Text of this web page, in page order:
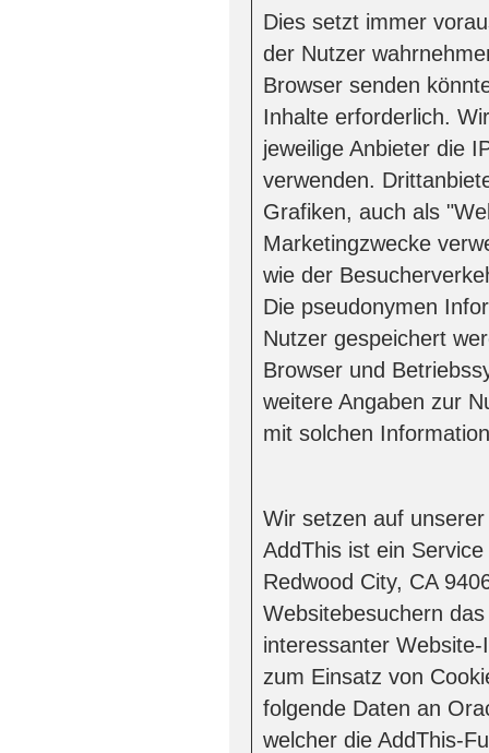
Dies setzt immer
der Nutzer
Browser senden
Inhalte erforderlich.
jeweilige Anbieter die
verwenden.
Grafiken, auch als
Marketingzwecke
wie der
Die pseudonymen
Nutzer gespeichert
Browser und
weitere Angaben zur
mit solchen
Wir setzen auf
AddThis ist ein
Redwood City, CA
Websitebesuchern
interessanter Website-
zum Einsatz von
folgende Daten an
welcher die AddThis-